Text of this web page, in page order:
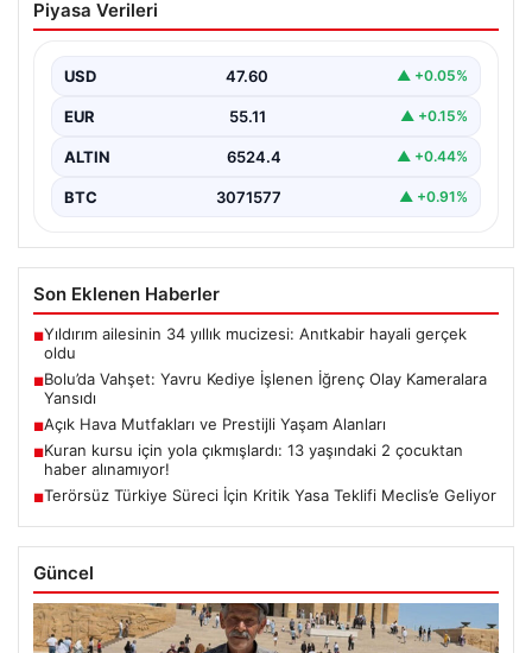
İğrenç Olay Kameralara Yansıdı
günlerde meydana gelen korkutucu olay, bölgedeki
sakinleri derinden sarstı. Elektrikli…
Piyasa Verileri
USD 47.60 ▲ +0.05%
EUR 55.11 ▲ +0.15%
ALTIN 6524.4 ▲ +0.44%
BTC 3071577 ▲ +0.91%
Son Eklenen Haberler
■Yıldırım ailesinin 34 yıllık mucizesi: Anıtkabir hayali gerçek
oldu
■Bolu’da Vahşet: Yavru Kediye İşlenen İğrenç Olay Kameralara
Yansıdı
■Açık Hava Mutfakları ve Prestijli Yaşam Alanları
■Kuran kursu için yola çıkmışlardı: 13 yaşındaki 2 çocuktan
haber alınamıyor!
■Terörsüz Türkiye Süreci İçin Kritik Yasa Teklifi Meclis’e Geliyor
Güncel